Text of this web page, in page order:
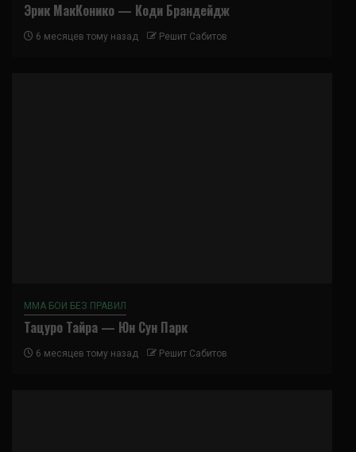
Эрик МакКонико — Коди Брандейдж
6 месяцев тому назад Решит Сабитов
ММА БОИ БЕЗ ПРАВИЛ
Тацуро Тайра — Юн Сун Парк
6 месяцев тому назад Решит Сабитов